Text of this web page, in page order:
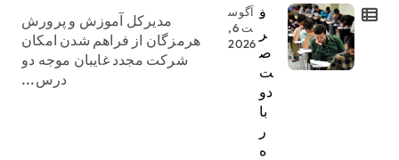
ف
ر
ص
ت
دو
با
ر
ه
آگوس
ت 6,
2026
مدیرکل آموزش و پرورش
هرمزگان از فراهم شدن امکان
شرکت مجدد غایبان موجه دو
درس...